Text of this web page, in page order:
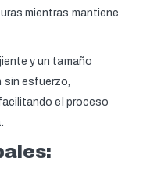
mientras mantiene
y un tamaño
esfuerzo,
el proceso